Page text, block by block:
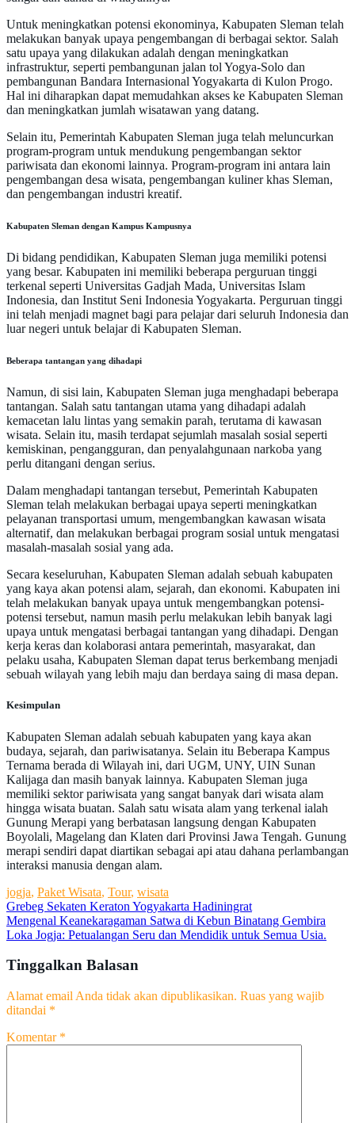
Untuk meningkatkan potensi ekonominya, Kabupaten Sleman telah
melakukan banyak upaya pengembangan di berbagai sektor. Salah
satu upaya yang dilakukan adalah dengan meningkatkan
infrastruktur, seperti pembangunan jalan tol Yogya-Solo dan
pembangunan Bandara Internasional Yogyakarta di Kulon Progo.
Hal ini diharapkan dapat memudahkan akses ke Kabupaten Sleman
dan meningkatkan jumlah wisatawan yang datang.
Selain itu, Pemerintah Kabupaten Sleman juga telah meluncurkan
program-program untuk mendukung pengembangan sektor
pariwisata dan ekonomi lainnya. Program-program ini antara lain
pengembangan desa wisata, pengembangan kuliner khas Sleman,
dan pengembangan industri kreatif.
Kabupaten Sleman dengan Kampus Kampusnya
Di bidang pendidikan, Kabupaten Sleman juga memiliki potensi
yang besar. Kabupaten ini memiliki beberapa perguruan tinggi
terkenal seperti Universitas Gadjah Mada, Universitas Islam
Indonesia, dan Institut Seni Indonesia Yogyakarta. Perguruan tinggi
ini telah menjadi magnet bagi para pelajar dari seluruh Indonesia dan
luar negeri untuk belajar di Kabupaten Sleman.
Beberapa tantangan yang dihadapi
Namun, di sisi lain, Kabupaten Sleman juga menghadapi beberapa
tantangan. Salah satu tantangan utama yang dihadapi adalah
kemacetan lalu lintas yang semakin parah, terutama di kawasan
wisata. Selain itu, masih terdapat sejumlah masalah sosial seperti
kemiskinan, pengangguran, dan penyalahgunaan narkoba yang
perlu ditangani dengan serius.
Dalam menghadapi tantangan tersebut, Pemerintah Kabupaten
Sleman telah melakukan berbagai upaya seperti meningkatkan
pelayanan transportasi umum, mengembangkan kawasan wisata
alternatif, dan melakukan berbagai program sosial untuk mengatasi
masalah-masalah sosial yang ada.
Secara keseluruhan, Kabupaten Sleman adalah sebuah kabupaten
yang kaya akan potensi alam, sejarah, dan ekonomi. Kabupaten ini
telah melakukan banyak upaya untuk mengembangkan potensi-
potensi tersebut, namun masih perlu melakukan lebih banyak lagi
upaya untuk mengatasi berbagai tantangan yang dihadapi. Dengan
kerja keras dan kolaborasi antara pemerintah, masyarakat, dan
pelaku usaha, Kabupaten Sleman dapat terus berkembang menjadi
sebuah wilayah yang lebih maju dan berdaya saing di masa depan.
Kesimpulan
Kabupaten Sleman adalah sebuah kabupaten yang kaya akan
budaya, sejarah, dan pariwisatanya. Selain itu Beberapa Kampus
Ternama berada di Wilayah ini, dari UGM, UNY, UIN Sunan
Kalijaga dan masih banyak lainnya. Kabupaten Sleman juga
memiliki sektor pariwisata yang sangat banyak dari wisata alam
hingga wisata buatan. Salah satu wisata alam yang terkenal ialah
Gunung Merapi yang berbatasan langsung dengan Kabupaten
Boyolali, Magelang dan Klaten dari Provinsi Jawa Tengah. Gunung
merapi sendiri dapat diartikan sebagai api atau dahana perlambangan
interaksi manusia dengan alam.
jogja, Paket Wisata, Tour, wisata
Navigasi
pos
Grebeg Sekaten Keraton Yogyakarta Hadiningrat
Mengenal Keanekaragaman Satwa di Kebun Binatang Gembira
Loka Jogja: Petualangan Seru dan Mendidik untuk Semua Usia.
Tinggalkan Balasan
Alamat email Anda tidak akan dipublikasikan. Ruas yang wajib
ditandai *
Komentar *